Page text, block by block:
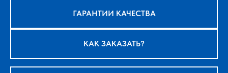
ГАРАНТИИ КАЧЕСТВА
КАК ЗАКАЗАТЬ?